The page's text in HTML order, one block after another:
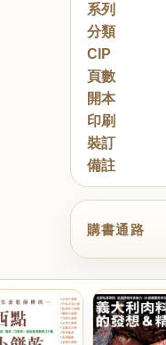
系列
分類
CIP
頁數
開本
印刷
裝訂
備註
購書通路